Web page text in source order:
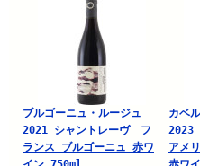
ブルゴーニュ・ルージュ
2021 シャントレーヴ フ
ランス ブルゴーニュ 赤ワ
カベ
2023
アメ